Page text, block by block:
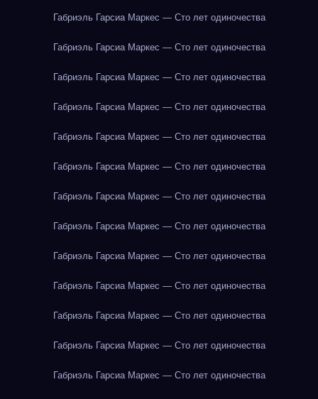
Габриэль Гарсиа Маркес — Сто лет одиночества
Габриэль Гарсиа Маркес — Сто лет одиночества
Габриэль Гарсиа Маркес — Сто лет одиночества
Габриэль Гарсиа Маркес — Сто лет одиночества
Габриэль Гарсиа Маркес — Сто лет одиночества
Габриэль Гарсиа Маркес — Сто лет одиночества
Габриэль Гарсиа Маркес — Сто лет одиночества
Габриэль Гарсиа Маркес — Сто лет одиночества
Габриэль Гарсиа Маркес — Сто лет одиночества
Габриэль Гарсиа Маркес — Сто лет одиночества
Габриэль Гарсиа Маркес — Сто лет одиночества
Габриэль Гарсиа Маркес — Сто лет одиночества
Габриэль Гарсиа Маркес — Сто лет одиночества